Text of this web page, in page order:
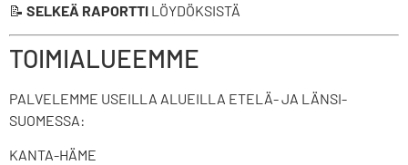
📝 SELKEÄ RAPORTTI LÖYDÖKSISTÄ
TOIMIALUEEMME
PALVELEMME USEILLA ALUEILLA ETELÄ- JA LÄNSI-
SUOMESSA:
KANTA-HÄME